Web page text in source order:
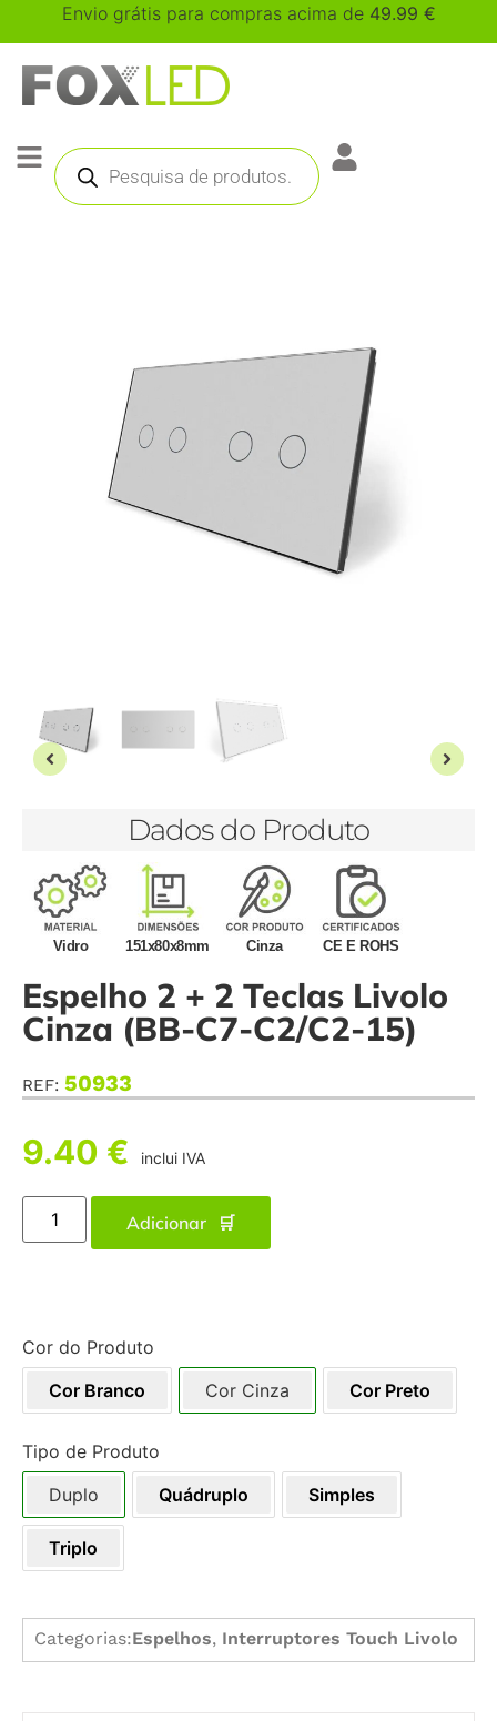
Envio grátis para compras acima de 49.99 €
Dados do Produto
Vidro 151x80x8mm Cinza CE E ROHS
Espelho 2 + 2 Teclas Livolo
Cinza (BB-C7-C2/C2-15)
REF: 50933
9.40 € inclui IVA
Adicionar
Cor do Produto
Cor Branco
Cor Cinza Cor Preto
Tipo de Produto
Duplo
Quádruplo Simples
Triplo
Categorias:Espelhos, Interruptores Touch Livolo